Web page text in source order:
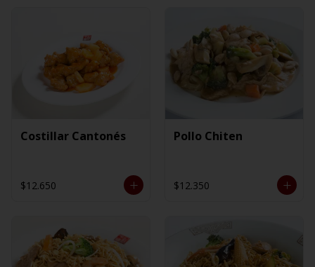
Costillar Cantonés
$12.650
Pollo Chiten
$12.350